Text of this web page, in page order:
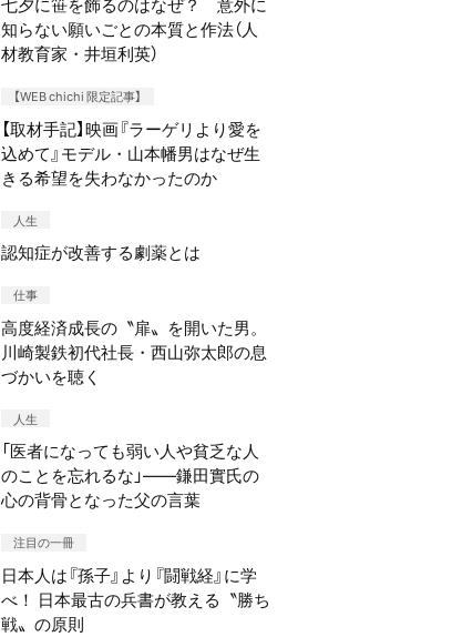
知らない願いごとの本質と作法（人
材教育家・井垣利英）
【WEB chichi 限定記事】
【取材手記】映画『ラーゲリより愛を
込めて』モデル・山本幡男はなぜ生
きる希望を失わなかったのか
人生
認知症が改善する劇薬とは
仕事
高度経済成長の〝扉〟を開いた男。
川崎製鉄初代社長・西山弥太郎の息
づかいを聴く
人生
「医者になっても弱い人や貧乏な人
のことを忘れるな」——鎌田實氏の
心の背骨となった父の言葉
注目の一冊
日本人は『孫子』より『闘戦経』に学
べ！ 日本最古の兵書が教える〝勝ち
戦〟の原則